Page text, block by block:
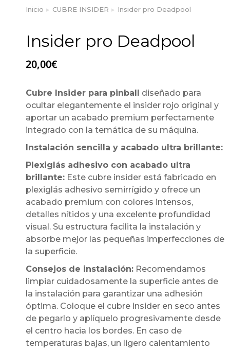
Estás aquí:
Inicio CUBRE INSIDER Insider pro Deadpool
Insider pro Deadpool
20,00€
Cubre Insider para pinball
diseñado para
ocultar elegantemente el insider rojo original y
aportar un acabado premium perfectamente
integrado con la temática de su máquina.
Instalación sencilla y acabado ultra brillante:
Plexiglás adhesivo con acabado ultra
brillante: Este cubre insider está fabricado en
plexiglás adhesivo semirrígido y ofrece un
acabado premium con colores intensos,
detalles nítidos y una excelente profundidad
visual. Su estructura facilita la instalación y
absorbe mejor las pequeñas imperfecciones de
la superficie.
Consejos de instalación: Recomendamos
limpiar cuidadosamente la superficie antes de
la instalación para garantizar una adhesión
óptima. Coloque el cubre insider en seco antes
de pegarlo y aplíquelo progresivamente desde
el centro hacia los bordes. En caso de
temperaturas bajas, un ligero calentamiento